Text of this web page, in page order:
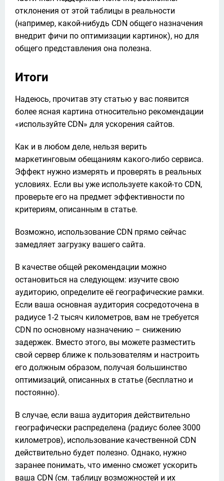
отклонения от этой таблицы в реальности
(например, какой-нибудь CDN общего назначения
внедрит фичи по оптимизации картинок), но для
общего представления она полезна.
Итоги
Надеюсь, прочитав эту статью у вас появится
более ясная картина относительно рекомендации
«используйте CDN» для ускорения сайтов.
Как и в любом деле, нельзя верить
маркетинговым обещаниям какого-либо сервиса.
Эффект нужно измерять и проверять в реальных
условиях. Если вы уже используете какой-то CDN,
проверьте его на предмет эффективности по
критериям, описанным в статье.
Возможно, использование CDN прямо сейчас
замедляет загрузку вашего сайта.
В качестве общей рекомендации можно
остановиться на следующем: изучите свою
аудиторию, определите её географические рамки.
Если ваша основная аудитория сосредоточена в
радиусе 1-2 тысяч километров, вам не требуется
CDN по основному назначению – снижению
задержек. Вместо этого, вы можете разместить
свой сервер ближе к пользователям и настроить
его должным образом, получая большинство
оптимизаций, описанных в статье (бесплатно и
постоянно).
В случае, если ваша аудитория действительно
географически распределена (радиус более 3000
километров), использование качественной CDN
действительно будет полезно. Однако, нужно
заранее понимать, что именно сможет ускорить
ваша CDN (см. таблицу возможностей и их